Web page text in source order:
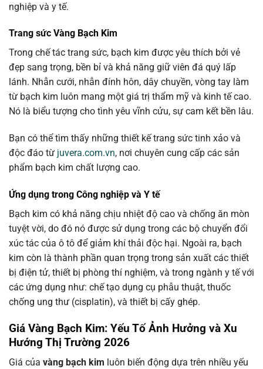
nghiệp và y tế.
Trang sức Vàng Bạch Kim
Trong chế tác trang sức, bạch kim được yêu thích bởi vẻ
đẹp sang trọng, bền bỉ và khả năng giữ viên đá quý lấp
lánh. Nhẫn cưới, nhẫn đính hôn, dây chuyền, vòng tay làm
từ bạch kim luôn mang một giá trị thẩm mỹ và kinh tế cao.
Nó là biểu tượng cho tình yêu vĩnh cửu, sự cam kết bền lâu.
Bạn có thể tìm thấy những thiết kế trang sức tinh xảo và
độc đáo từ juvera.com.vn, nơi chuyên cung cấp các sản
phẩm bạch kim chất lượng cao.
Ứng dụng trong Công nghiệp và Y tế
Bạch kim có khả năng chịu nhiệt độ cao và chống ăn mòn
tuyệt vời, do đó nó được sử dụng trong các bộ chuyển đổi
xúc tác của ô tô để giảm khí thải độc hại. Ngoài ra, bạch
kim còn là thành phần quan trọng trong sản xuất các thiết
bị điện tử, thiết bị phòng thí nghiệm, và trong ngành y tế với
các ứng dụng như: chế tạo dụng cụ phẫu thuật, thuốc
chống ung thư (cisplatin), và thiết bị cấy ghép.
Giá Vàng Bạch Kim: Yếu Tố Ảnh Hưởng và Xu
Hướng Thị Trường 2026
Giá của vàng bạch kim luôn biến động dựa trên nhiều yếu